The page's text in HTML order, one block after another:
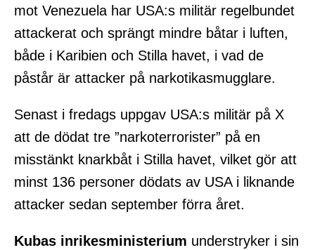
mot Venezuela har USA:s militär regelbundet
attackerat och sprängt mindre båtar i luften,
både i Karibien och Stilla havet, i vad de
påstår är attacker på narkotikasmugglare.
Senast i fredags uppgav USA:s militär på X
att de dödat tre ”narkoterrorister” på en
misstänkt knarkbåt i Stilla havet, vilket gör att
minst 136 personer dödats av USA i liknande
attacker sedan september förra året.
Kubas inrikesministerium understryker i sin